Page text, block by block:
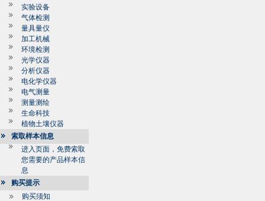
实验设备
气体检测
量具量仪
加工机械
环境检测
光学仪器
分析仪器
电化学仪器
电气测量
测量测绘
生命科技
植物土壤仪器
索取样本信息
进入页面，免费索取
您需要的产品样本信
息
购买提示
购买须知